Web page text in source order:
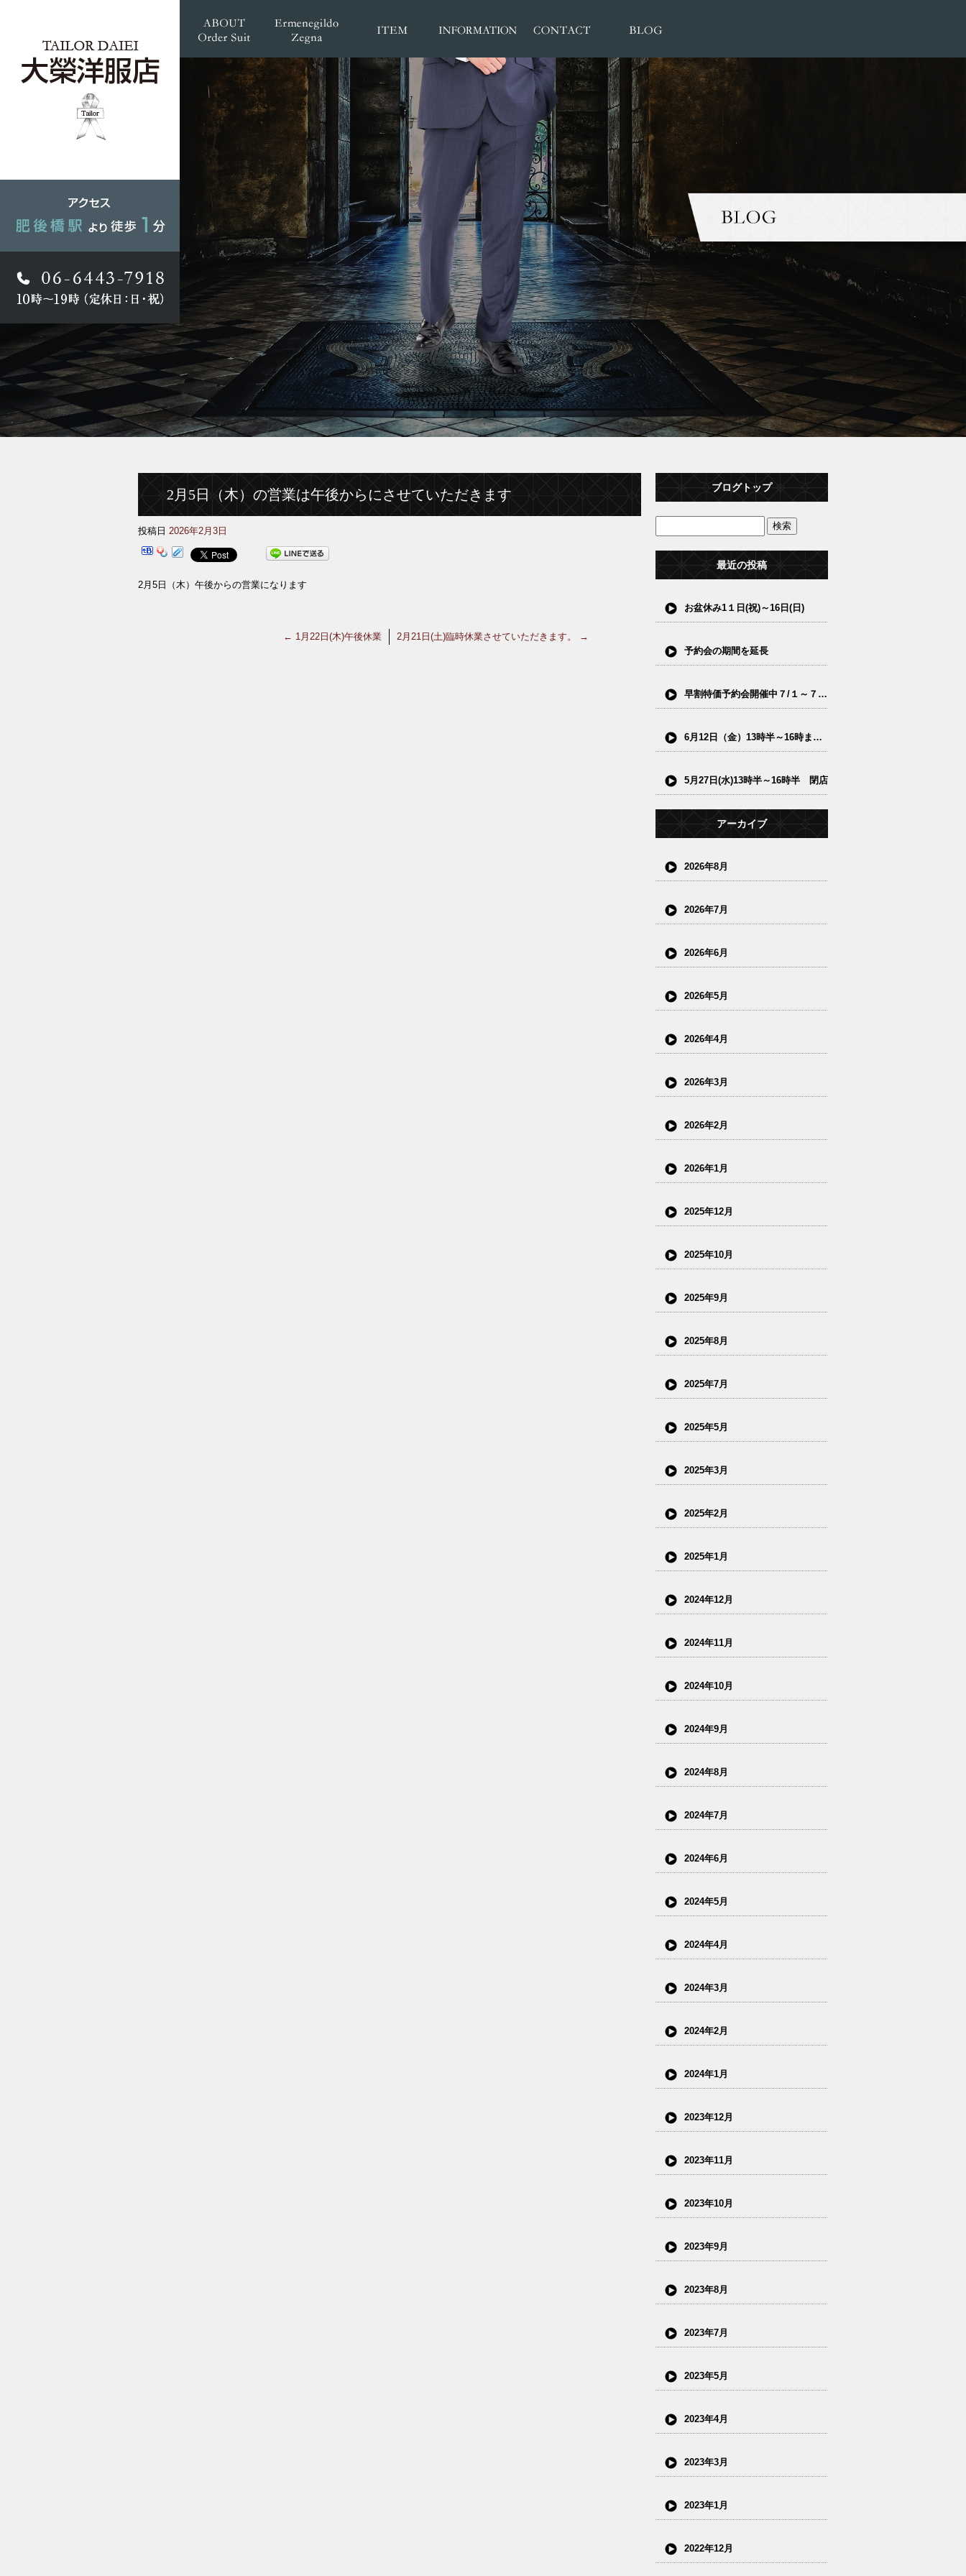
2月5日（木）の営業は午後からにさせていただきます
投稿日 2026年2月3日
2月5日（木）午後からの営業になります
← 1月22日(木)午後休業 2月21日(土)臨時休業させていただきます。 →
ブログトップ
最近の投稿
お盆休み1１日(祝)～16日(日)
予約会の期間を延長
早割特価予約会開催中７/１～７/15(水)
6月12日（金）13時半～16時まで閉店
5月27日(水)13時半～16時半 閉店
アーカイブ
2026年8月
2026年7月
2026年6月
2026年5月
2026年4月
2026年3月
2026年2月
2026年1月
2025年12月
2025年10月
2025年9月
2025年8月
2025年7月
2025年5月
2025年3月
2025年2月
2025年1月
2024年12月
2024年11月
2024年10月
2024年9月
2024年8月
2024年7月
2024年6月
2024年5月
2024年4月
2024年3月
2024年2月
2024年1月
2023年12月
2023年11月
2023年10月
2023年9月
2023年8月
2023年7月
2023年5月
2023年4月
2023年3月
2023年1月
2022年12月